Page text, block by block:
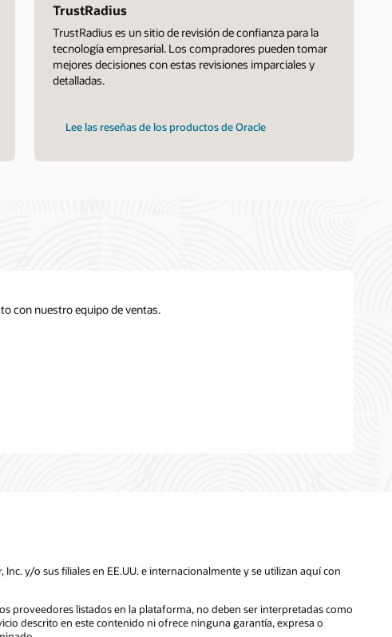
TrustRadius
TrustRadius es un sitio de revisión de confianza para la
tecnología empresarial. Los compradores pueden tomar
mejores decisiones con estas revisiones imparciales y
detalladas.
Lee las reseñas de los productos de Oracle
con nuestro equipo de ventas.
y/o sus filiales en EE.UU. e internacionalmente y se utilizan aquí con
proveedores listados en la plataforma, no deben ser interpretadas como
descrito en este contenido ni ofrece ninguna garantía, expresa o